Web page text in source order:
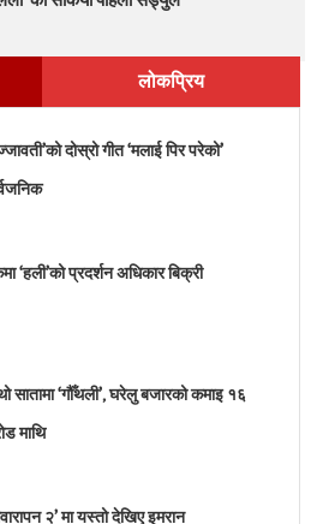
लोकप्रिय
दोस्रो गीत ‘मलाई पिर परेको’
‘हली’को प्रदर्शन अधिकार बिक्री
सातामा ‘गौँथली’, घरेलु बजारको कमाइ १६
माथि
२’ मा यस्तो देखिए इमरान